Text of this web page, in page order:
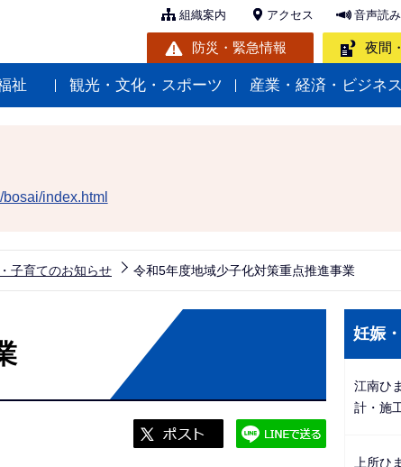
組織案内 アクセス 音声読
防災・緊急情報 夜間
祉 観光・文化・スポーツ 産業・経済・ビジネス
index.html
子育てのお知らせ 令和5年度地域少子化対策重点推進事業
ブ
ビ
妊娠
江南ひ
計・施
上所ひ